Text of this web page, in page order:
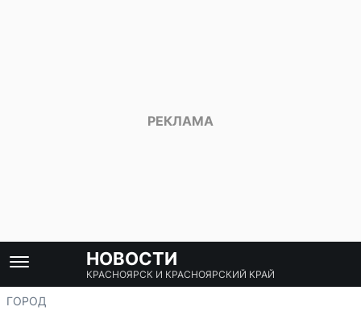
НОВОСТИ
КРАСНОЯРСК И КРАСНОЯРСКИЙ КРАЙ
ГОРОД